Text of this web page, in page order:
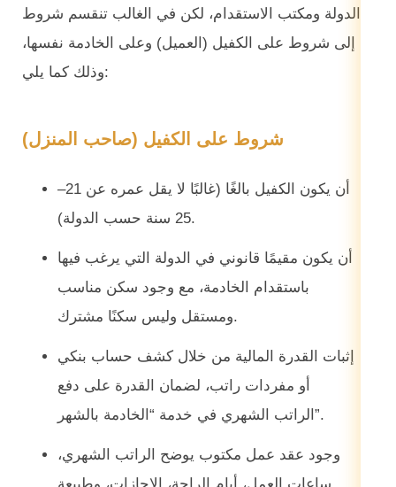
الدولة ومكتب الاستقدام، لكن في الغالب تنقسم شروط
إلى شروط على الكفيل (العميل) وعلى الخادمة نفسها،
وذلك كما يلي:
شروط على الكفيل (صاحب المنزل)
أن يكون الكفيل بالغًا (غالبًا لا يقل عمره عن 21–
25 سنة حسب الدولة).
أن يكون مقيمًا قانوني في الدولة التي يرغب فيها
باستقدام الخادمة، مع وجود سكن مناسب
ومستقل وليس سكنًا مشترك.
إثبات القدرة المالية من خلال كشف حساب بنكي
أو مفردات راتب، لضمان القدرة على دفع
الراتب الشهري في خدمة “الخادمة بالشهر”.
وجود عقد عمل مكتوب يوضح الراتب الشهري،